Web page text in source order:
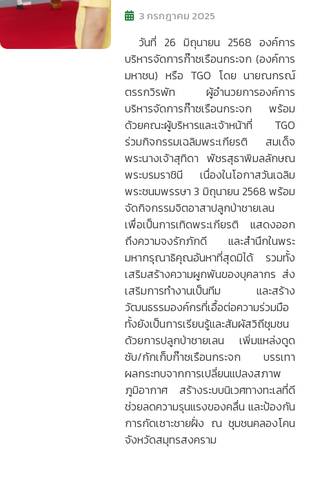
3 กรกฎาคม 2025
วันที่ 26 มิถุนายน 2568 องค์การ
บริหารจัดการก๊าซเรือนกระจก (องค์การ
มหาชน) หรือ TGO โดย นายณกรณ์
ตรรกวิรพัท ผู้อำนวยการองค์การ
บริหารจัดการก๊าซเรือนกระจก พร้อม
ด้วยคณะผู้บริหารและเจ้าหน้าที่ TGO
ร่วมกิจกรรมเฉลิมพระเกียรติ สมเด็จ
พระนางเจ้าสุทิดา พัชรสุธาพิมลลักษณ
พระบรมราชินี เนื่องในโอกาสวันเฉลิม
พระชนมพรรษา 3 มิถุนายน 2568 พร้อม
จัดกิจกรรมจิตอาสาปลูกป่าชายเลน
เพื่อเป็นการเทิดพระเกียรติ แสดงออก
ถึงความจงรักภักดี และสำนึกในพระ
มหากรุณาธิคุณอันหาที่สุดมิได้ รวมทั้ง
เสริมสร้างความผูกพันของบุคลากร ส่ง
เสริมการทำงานเป็นทีม และสร้าง
วัฒนธรรมองค์กรที่เอื้อต่อความร่วมมือ
ทั้งยังเป็นการเรียนรู้และสัมผัสวิถีชุมชน
ด้วยการปลูกป่าชายเลน เพิ่มแหล่งดูด
ซับ/กักเก็บก๊าซเรือนกระจก บรรเทา
ผลกระทบจากการเปลี่ยนแปลงสภาพ
ภูมิอากาศ สร้างระบบนิเวศทางทะเลที่ดี
ช่วยลดความรุนแรงของคลื่น และป้องกัน
การกัดเซาะชายฝั่ง ณ ชุมชนคลองโคน
จังหวัดสมุทรสงคราม